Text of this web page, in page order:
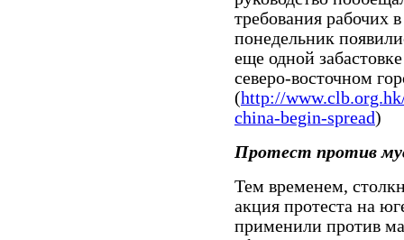
требования рабочих
понедельник
еще одной
северо-восточном
(http://
china-begin-spread)
Протест против
Тем временем,
акция протеста на
применили против